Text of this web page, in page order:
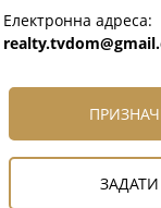
Електронна адреса: